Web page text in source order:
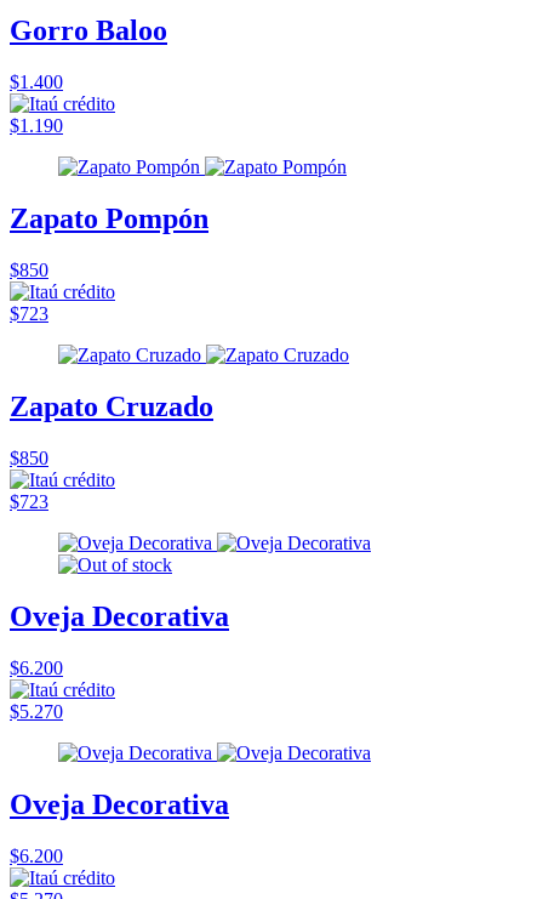
Gorro Baloo
$1.400
$1.190
Zapato Pompón
$850
$723
Zapato Cruzado
$850
$723
Oveja Decorativa
$6.200
$5.270
Oveja Decorativa
$6.200